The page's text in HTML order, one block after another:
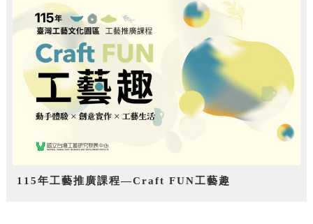
115年工藝推廣課程—Craft FUN工藝趣